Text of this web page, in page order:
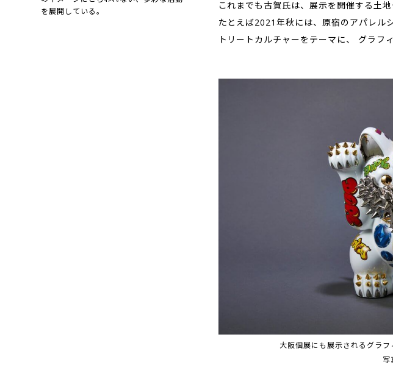
を展開している。
これまでも古賀氏は、展示を開催する土
たとえば2021年秋には、原宿のアパレル
トリートカルチャーをテーマに、 グラフ
大阪個展にも展示されるグラフ
写